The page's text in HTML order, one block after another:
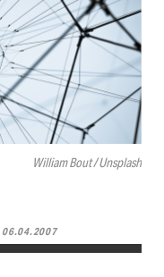
William Bout / Unsplash
06.04.2007